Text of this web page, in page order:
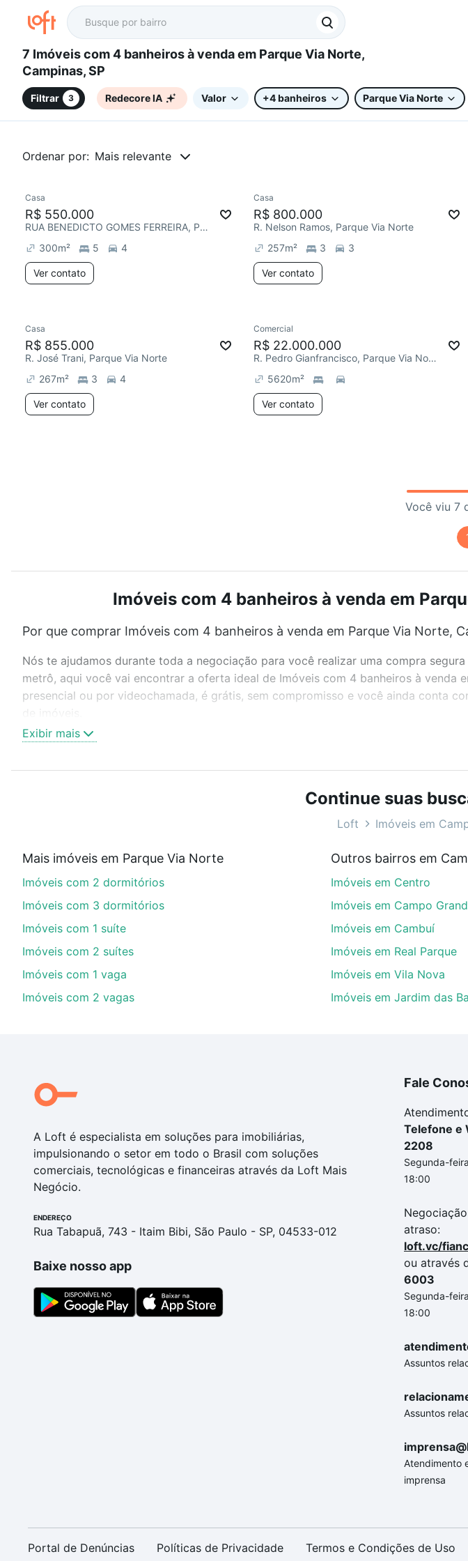
7 Imóveis com 4 banheiros à venda em Parque Via Norte,
Campinas, SP
Filtrar 3 Redecore IA Valor +4 banheiros Parque Via Norte
Ordenar por: Mais relevante
Casa
R$ 550.000
RUA BENEDICTO GOMES FERREIRA, Parque Via Norte
300m² 5 4
Ver contato
Chegou este mês
Casa
R$ 800.000
R. Nelson Ramos, Parque Via Norte
257m² 3 3
Ver contato
Casa
R$ 855.000
R. José Trani, Parque Via Norte
267m² 3 4
Ver contato
Comercial
R$ 22.000.000
R. Pedro Gianfrancisco, Parque Via Norte
5620m²
Ver contato
Você viu 7
Imóveis com 4 banheiros à venda em
Por que comprar Imóveis com 4 banheiros à venda em Parque Via Norte,
Nós te ajudamos durante toda a negociação para você realizar uma compra
metrô, aqui você vai encontrar a oferta ideal de Imóveis com 4 banheiros à venda
presencial ou por videochamada, é grátis, sem compromisso e você ainda conta
Como escolher um imóvel?
Use barra de busca no topo para pesquisar por ruas, bairros e até condomínios
ou sem vaga de garagem para combinar perfeitamente com o preço, metragem e
Imóveis com 4 banheiros à venda em Parque Via Norte, Campinas, SP ideal para
Aqui na Loft temos a oferta ideal para você, com Imóveis com 4 banheiros à
opções de financiamento imobiliário as parcelas podem se adequar ao seu
veja em nosso portal quanto custa comprar um apartamento e conte com a gente
Exibir mais
Continue suas
Loft Imóveis em
Mais imóveis em Parque Via Norte
Imóveis com 2 dormitórios
Imóveis com 3 dormitórios
Imóveis com 1 suíte
Imóveis com 2 suítes
Imóveis com 1 vaga
Imóveis com 2 vagas
Outros bairros em
Imóveis em Centro
Imóveis em Campo
Imóveis em Cambuí
Imóveis em Real Parque
Imóveis em Vila Nova
Imóveis em Jardim das
A Loft é especialista em soluções para imobiliárias,
impulsionando o setor em todo o Brasil com soluções
comerciais, tecnológicas e financeiras através da Loft Mais
Negócio.
ENDEREÇO
Rua Tabapuã, 743 - Itaim Bibi, São Paulo - SP, 04533-012
Baixe nosso app
Fale
Telefone e
2208
Segunda-
18:00
atraso:
loft.vc/
ou através
6003
Segunda-
18:00
Assuntos
Assuntos
Atendimento
imprensa
Portal de Denúncias Políticas de Privacidade Termos e Condições de Uso